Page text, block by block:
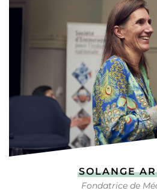
SOLANGE
Fondatrice de